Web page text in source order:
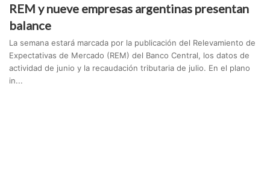
REM y nueve empresas argentinas presentan
balance
La semana estará marcada por la publicación del Relevamiento de
Expectativas de Mercado (REM) del Banco Central, los datos de
actividad de junio y la recaudación tributaria de julio. En el plano
in...